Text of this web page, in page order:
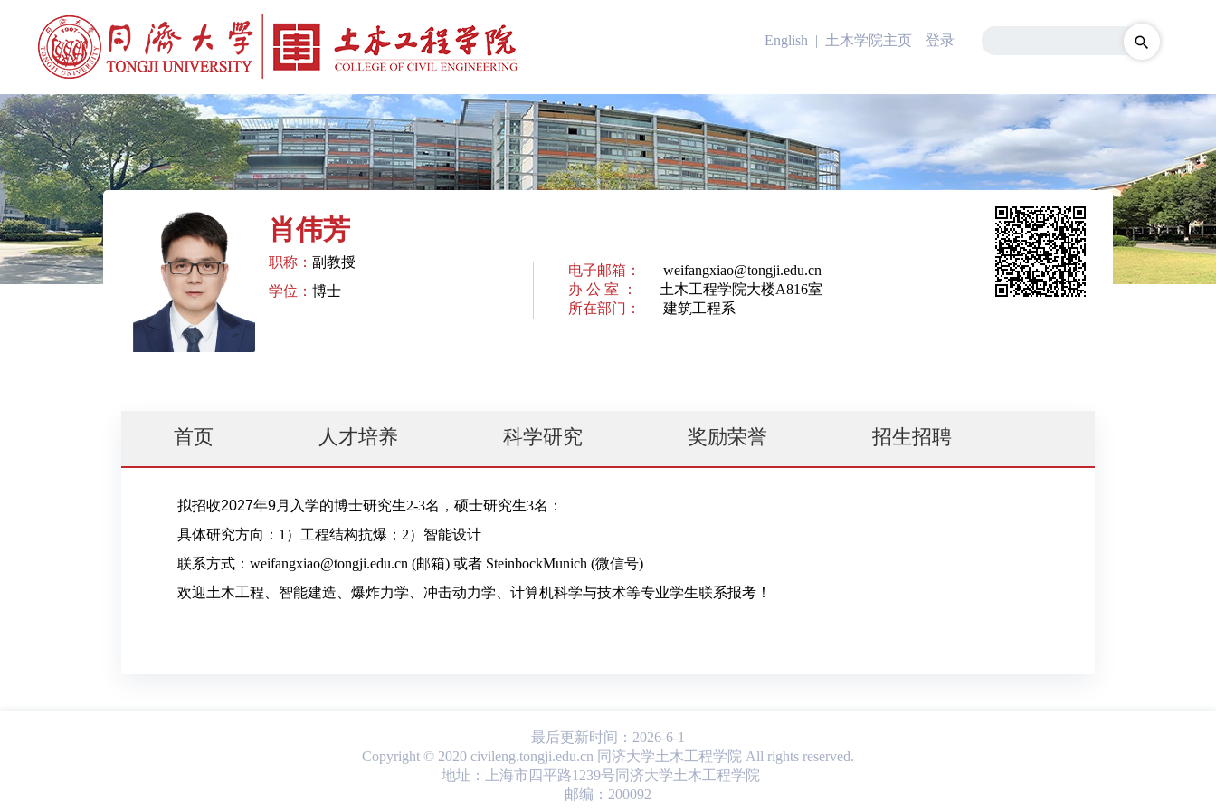
English | 土木学院主页 | 登录
肖伟芳
职称： 副教授
学位： 博士
电子邮箱：
weifangxiao@tongji.edu.cn
办 公 室 ：
土木工程学院大楼A816室
所在部门：
建筑工程系
首页 人才培养 科学研究 奖励荣誉 招生招聘
最后更新时间： 2026-6-1
Copyright © 2020 civileng.tongji.edu.cn 同济大学土木工程学院 All rights reserved.
地址：上海市四平路1239号同济大学土木工程学院
邮编：200092